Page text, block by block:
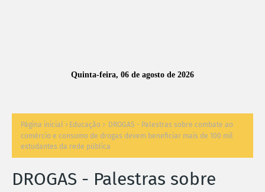
Quinta-feira, 06 de agosto de 2026
Página inicial Educação
DROGAS - Palestras sobre combate ao
comércio e consumo de drogas devem beneficiar mais de 100 mil
estudantes da rede pública
DROGAS - Palestras sobre